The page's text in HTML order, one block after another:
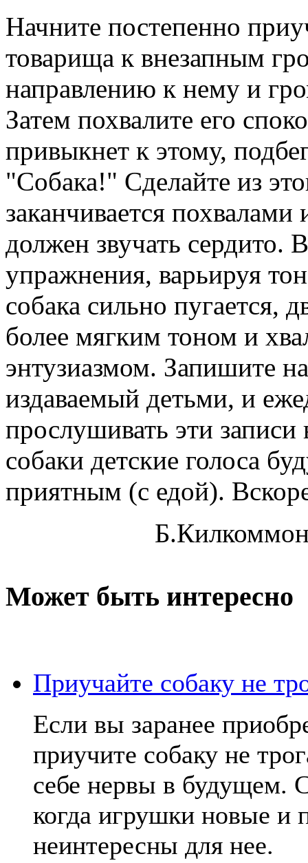
Начните постепенно
товарища к внезапным
направлению к нему и
Затем похвалите его
привыкнет к этому,
"Собака!" Сделайте из
заканчивается
должен звучать сердито.
упражнения, варьируя
собака сильно пугается,
более мягким тоном и
энтузиазмом. Запишите
издаваемый детьми, и
прослушивать эти
собаки детские голоса
приятным (с едой).
Может быть интересно
Приучайте собаку не
Если вы заранее
приучите собаку не
себе нервы в будущем.
когда игрушки новые и
неинтересны для нее.